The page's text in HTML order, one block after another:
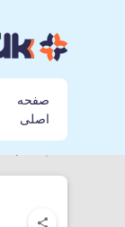
صفحه
اصلی